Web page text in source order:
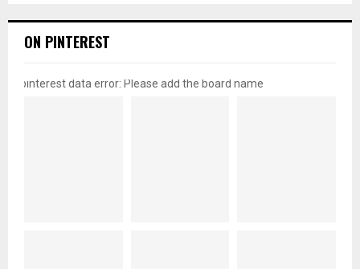
ON PINTEREST
pinterest data error: Please add the board name